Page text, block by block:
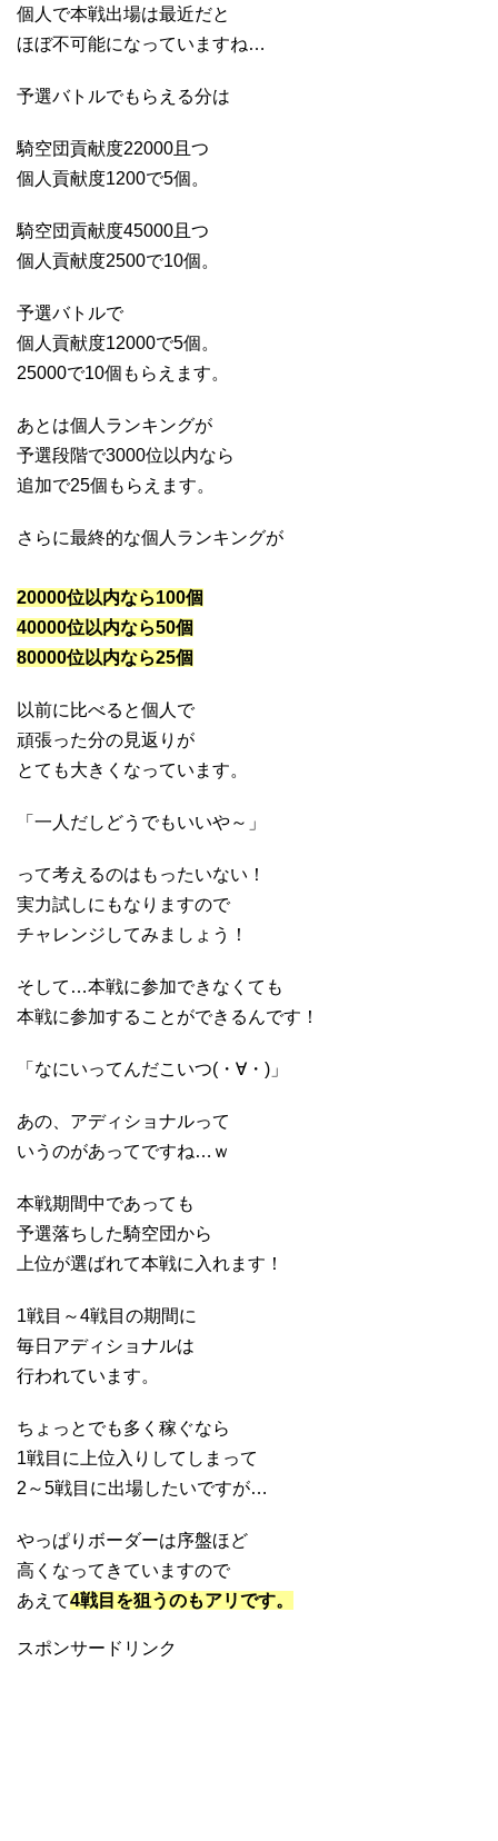
個人で本戦出場は最近だと
ほぼ不可能になっていますね…
予選バトルでもらえる分は
騎空団貢献度22000且つ
個人貢献度1200で5個。
騎空団貢献度45000且つ
個人貢献度2500で10個。
予選バトルで
個人貢献度12000で5個。
25000で10個もらえます。
あとは個人ランキングが
予選段階で3000位以内なら
追加で25個もらえます。
さらに最終的な個人ランキングが
20000位以内なら100個
40000位以内なら50個
80000位以内なら25個
以前に比べると個人で
頑張った分の見返りが
とても大きくなっています。
「一人だしどうでもいいや～」
って考えるのはもったいない！
実力試しにもなりますので
チャレンジしてみましょう！
そして…本戦に参加できなくても
本戦に参加することができるんです！
「なにいってんだこいつ(・∀・)」
あの、アディショナルって
いうのがあってですね…ｗ
本戦期間中であっても
予選落ちした騎空団から
上位が選ばれて本戦に入れます！
1戦目～4戦目の期間に
毎日アディショナルは
行われています。
ちょっとでも多く稼ぐなら
1戦目に上位入りしてしまって
2～5戦目に出場したいですが…
やっぱりボーダーは序盤ほど
高くなってきていますので
あえて4戦目を狙うのもアリです。
スポンサードリンク